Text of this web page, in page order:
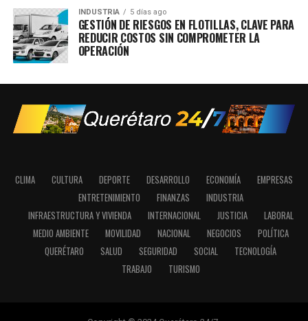
INDUSTRIA 5 días ago
GESTIÓN DE RIESGOS EN FLOTILLAS, CLAVE PARA
REDUCIR COSTOS SIN COMPROMETER LA
OPERACIÓN
CLIMA CULTURA DEPORTE DESARROLLO ECONOMÍA
EMPRESAS
ENTRETENIMIENTO
FINANZAS
INDUSTRIA
INFRAESTRUCTURA Y VIVIENDA
INTERNACIONAL JUSTICIA
LABORAL
MEDIO AMBIENTE
MOVILIDAD NACIONAL NEGOCIOS
POLÍTICA
QUERÉTARO
SALUD SEGURIDAD SOCIAL
TECNOLOGÍA
TRABAJO
TURISMO